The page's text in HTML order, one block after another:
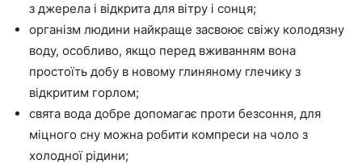
з джерела і відкрита для вітру і сонця;
організм людини найкраще засвоює свіжу колодязну
воду, особливо, якщо перед вживанням вона
простоїть добу в новому глиняному глечику з
відкритим горлом;
свята вода добре допомагає проти безсоння, для
міцного сну можна робити компреси на чоло з
холодної рідини;